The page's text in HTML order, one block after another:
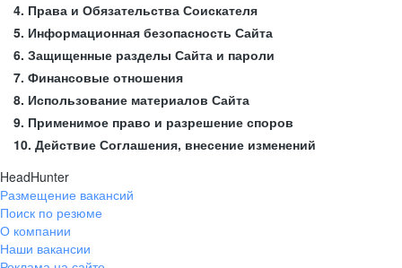
4. Права и Обязательства Соискателя
5. Информационная безопасность Сайта
6. Защищенные разделы Сайта и пароли
7. Финансовые отношения
8. Использование материалов Сайта
9. Применимое право и разрешение споров
10. Действие Соглашения, внесение изменений
HeadHunter
Размещение вакансий
Поиск по резюме
О компании
Наши вакансии